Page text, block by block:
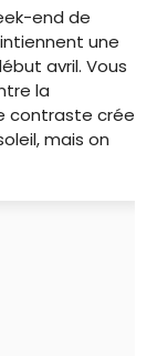
end de
une
avril. Vous
la
contraste crée
mais on